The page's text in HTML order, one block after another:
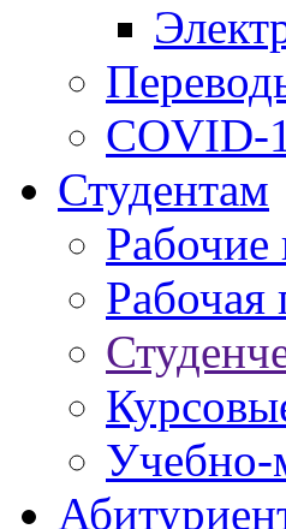
COVID-
Студентам
Рабочая
Учебно-